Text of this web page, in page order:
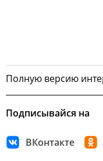
Полную версию
Подписывайся на
ВКонтакте